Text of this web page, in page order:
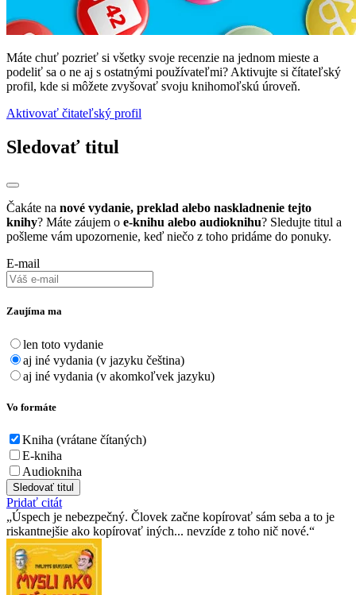
Máte chuť pozrieť si všetky svoje recenzie na jednom mieste a
podeliť sa o ne aj s ostatnými používateľmi? Aktivujte si čítateľský
profil, kde si môžete zvyšovať svoju knihomoľskú úroveň.
Aktivovať čitateľský profil
Sledovať titul
Čakáte na nové vydanie, preklad alebo naskladnenie tejto
knihy? Máte záujem o e-knihu alebo audioknihu? Sledujte titul a
pošleme vám upozornenie, keď niečo z toho pridáme do ponuky.
E-mail
Zaujíma ma
len toto vydanie
aj iné vydania (v jazyku čeština)
aj iné vydania (v akomkoľvek jazyku)
Vo formáte
Kniha (vrátane čítaných)
E-kniha
Audiokniha
Sledovať titul
Pridať citát
Úspech je nebezpečný. Človek začne kopírovať sám seba a to je
riskantnejšie ako kopírovať iných... nevzíde z toho nič nové.